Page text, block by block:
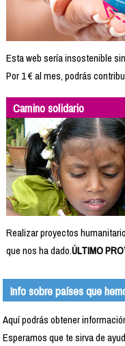
Esta web sería insostenible
Por 1 € al mes, podrás
Camino solidario
Realizar proyectos
que nos ha dado.ÚLTIMO
Info sobre países que
Aquí podrás obtener
Esperamos que te sirva de